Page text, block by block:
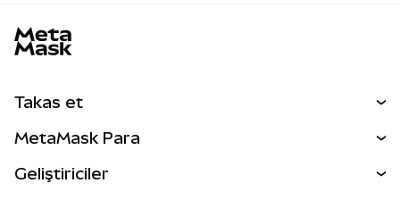
Takas et
Perps
MetaMask Para
Geliştiriciler